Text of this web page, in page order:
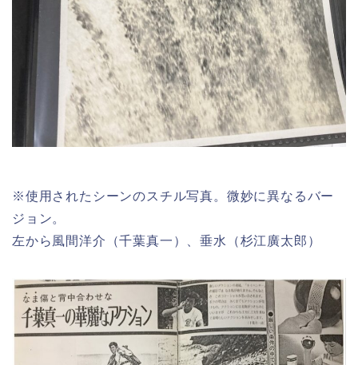
※使用されたシーンのスチル写真。微妙に異なるバー
ジョン。
左から風間洋介（千葉真一）、垂水（杉江廣太郎）